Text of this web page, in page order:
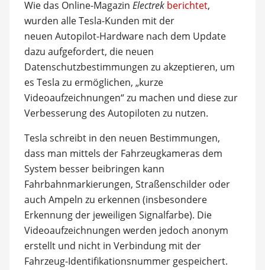
Wie das Online-Magazin Electrek berichtet,
wurden alle Tesla-Kunden mit der
neuen Autopilot-Hardware nach dem Update
dazu aufgefordert, die neuen
Datenschutzbestimmungen zu akzeptieren, um
es Tesla zu ermöglichen, „kurze
Videoaufzeichnungen“ zu machen und diese zur
Verbesserung des Autopiloten zu nutzen.
Tesla schreibt in den neuen Bestimmungen,
dass man mittels der Fahrzeugkameras dem
System besser beibringen kann
Fahrbahnmarkierungen, Straßenschilder oder
auch Ampeln zu erkennen (insbesondere
Erkennung der jeweiligen Signalfarbe). Die
Videoaufzeichnungen werden jedoch anonym
erstellt und nicht in Verbindung mit der
Fahrzeug-Identifikationsnummer gespeichert.